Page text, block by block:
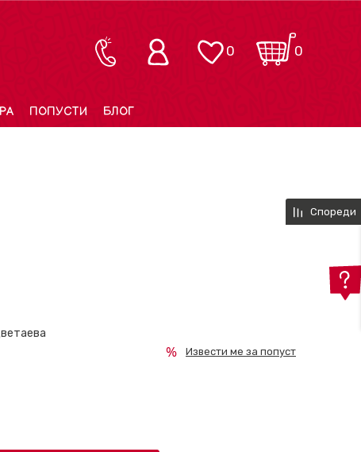
0
0
ПОПУСТИ БЛОГ
Извести ме за попуст
Спореди